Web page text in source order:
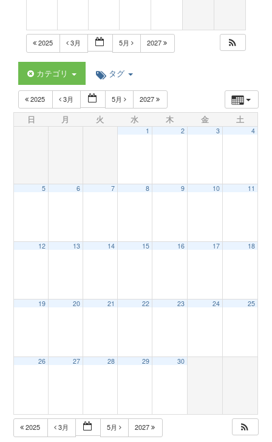
t
i
2025 3月 5月 2027
カテゴリ タグ
2025 3月 5月 2027
日 月 火 水 木 金 土
1 2 3 4
5 6 7 8 9 10 11
12 13 14 15 16 17 18
19 20 21 22 23 24 25
26 27 28 29 30
2025 3月 5月 2027